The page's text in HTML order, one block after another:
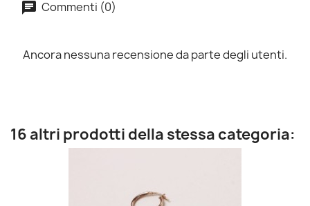
Commenti (0)
Ancora nessuna recensione da parte degli utenti.
16 altri prodotti della stessa categoria: